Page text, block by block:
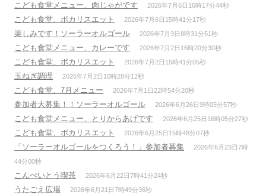
こども食堂メニュー、肉じゃがです 2026年7月6日16時17分44秒
こども食堂、ポカリスエット 2026年7月6日15時41分17秒
楽しみです！ソーラーオルゴール 2026年7月3日8時31分51秒
こども食堂メニュー、カレーです 2026年7月2日16時20分30秒
こども食堂、ポカリスエット 2026年7月2日15時41分05秒
玉ねぎ調理 2026年7月2日10時28分12秒
こども食堂、7月メニュー 2026年7月1日22時54分20秒
参加者大募集！！ソーラーオルゴール 2026年6月26日9時05分57秒
こども食堂メニュー、とりからあげです 2026年6月25日16時05分27秒
こども食堂、ポカリスエット 2026年6月25日15時48分07秒
「ソーラーオルゴールをつくろう！」参加者募集
2026年6月23日7時
44分00秒
こんぺいとう喫茶 2026年6月22日7時41分24秒
うたごえ広場 2026年6月21日7時49分36秒